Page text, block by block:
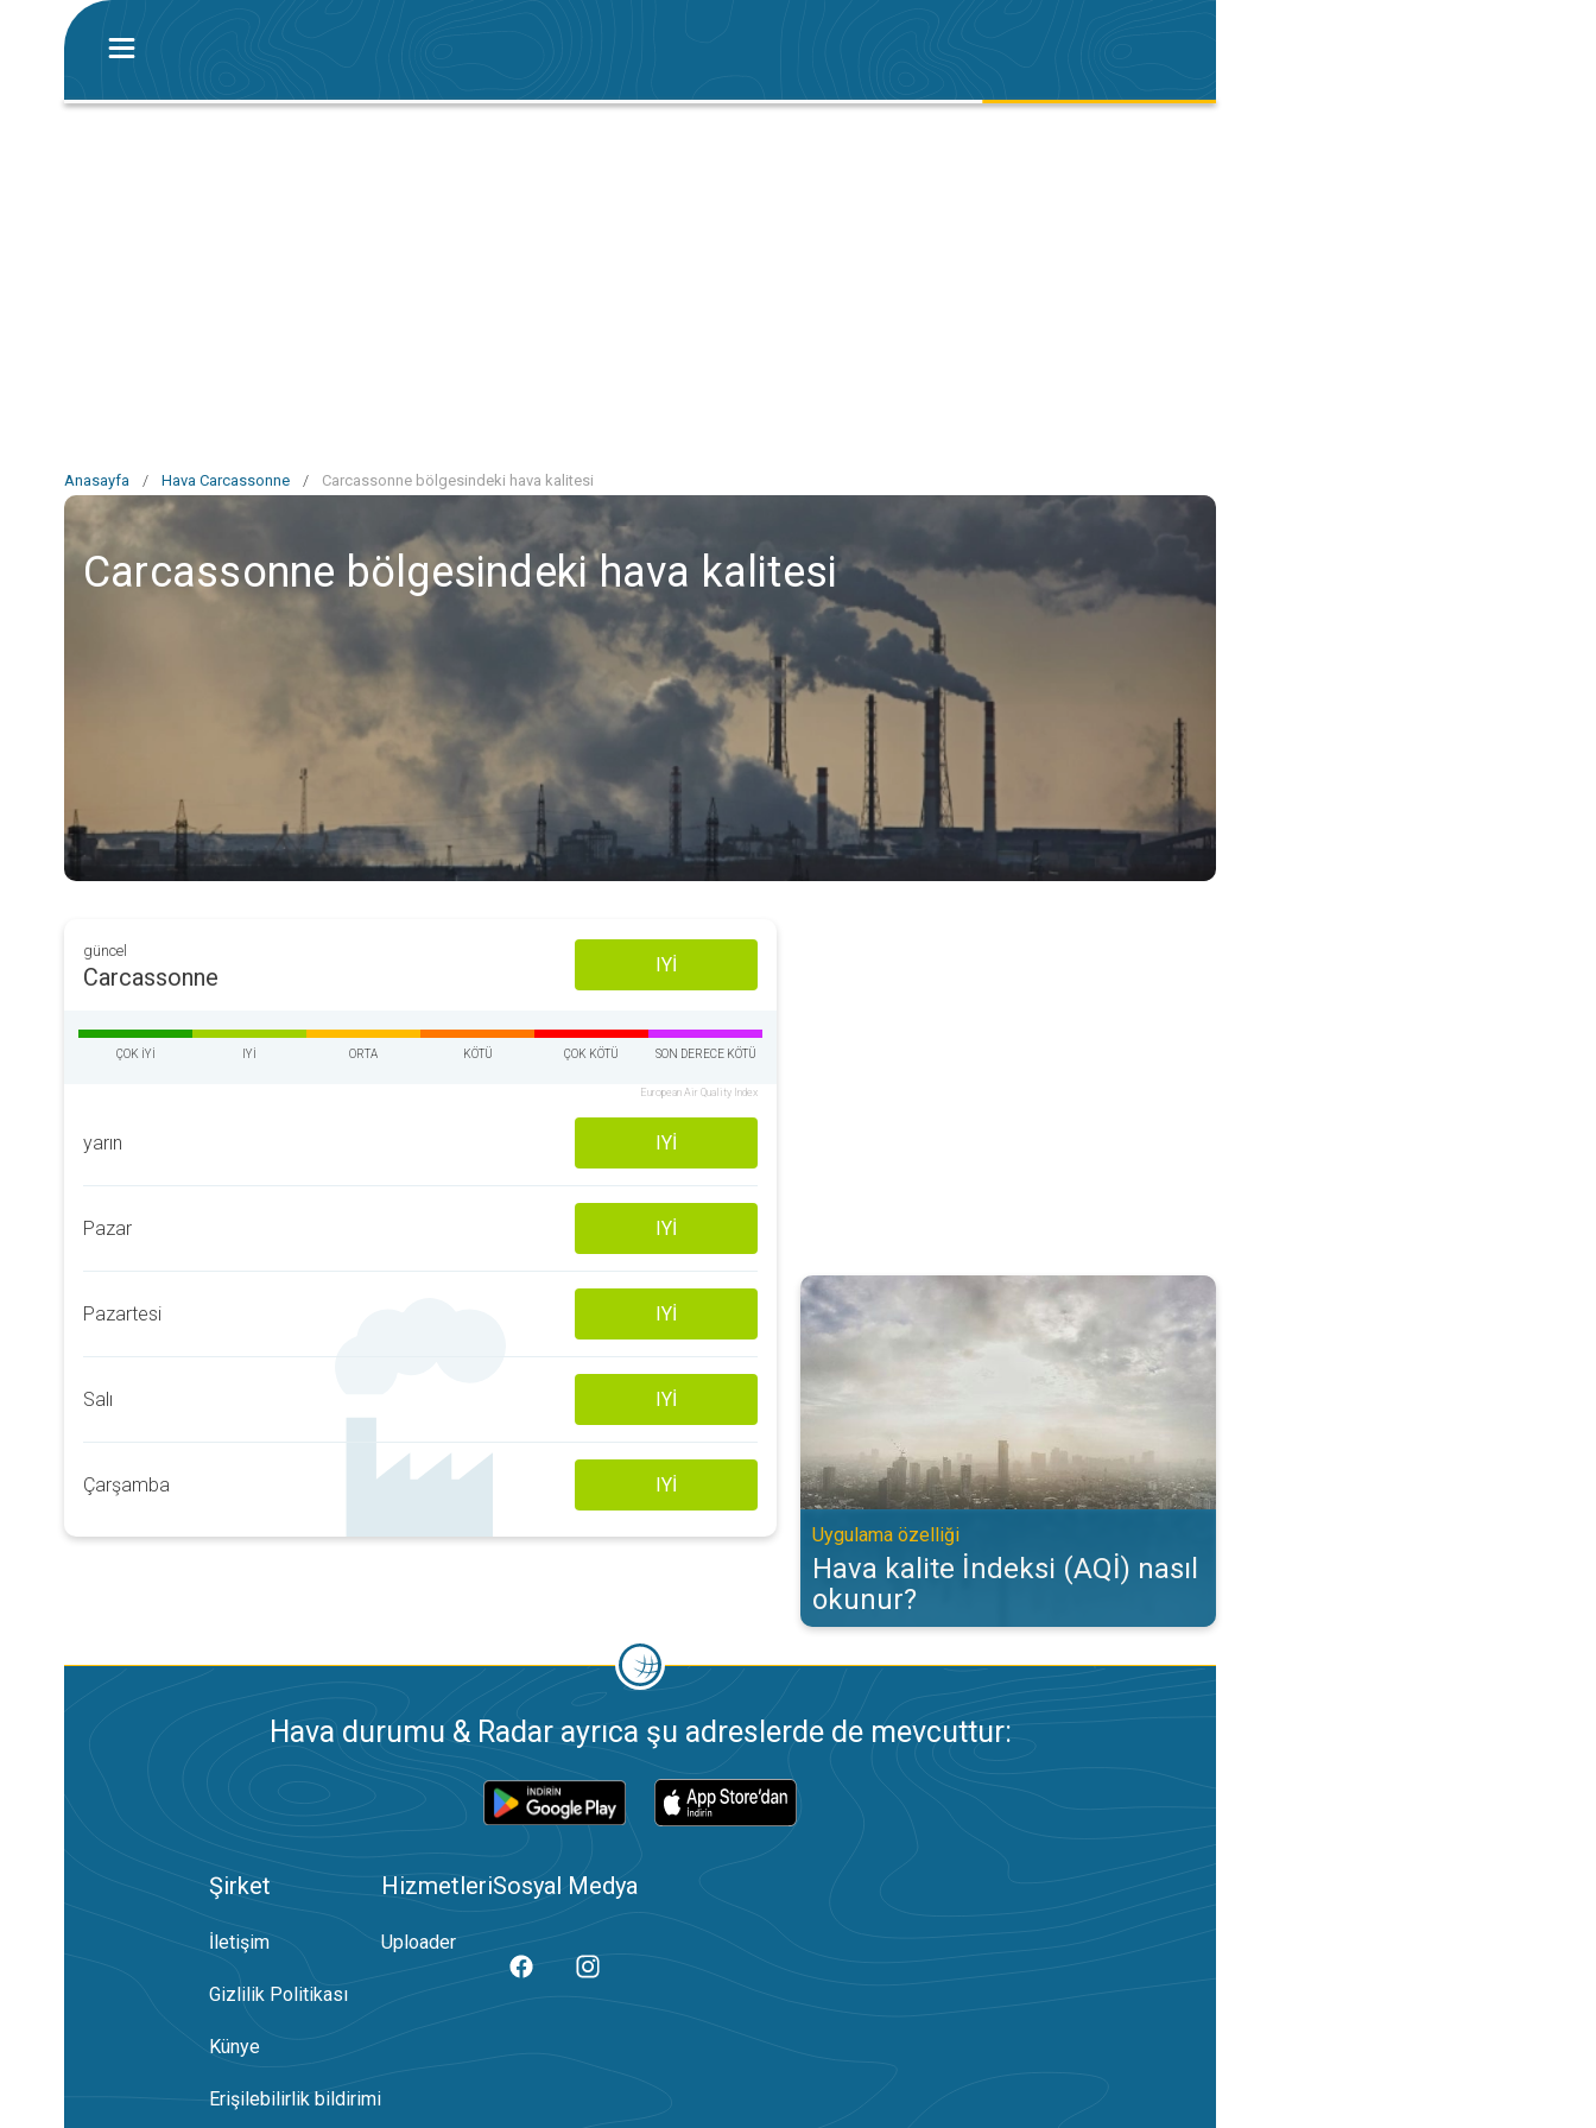
Anasayfa / Hava Carcassonne / Carcassonne bölgesindeki hava kalitesi
Carcassonne bölgesindeki hava kalitesi
güncel
Carcassonne IYI
ÇOK IYI IYI ORTA KÖTÜ ÇOK KÖTÜ SON DERECE KÖTÜ
European Air Quality Index
yarın IYI
Pazar IYI
Pazartesi IYI
Salı IYI
Çarşamba IYI
Hava kalite İndeksi (AQİ) nasıl okunur?. Uygulama özelliği. . .
Uygulama özelliği
Hava kalite İndeksi (AQİ) nasıl
okunur?
Hava durumu & Radar ayrıca şu adreslerde de mevcuttur:
Şirket
İletişim
Gizlilik Politikası
Künye
Erişilebilirlik bildirimi
Hizmetleri
Uploader
Sosyal Medya